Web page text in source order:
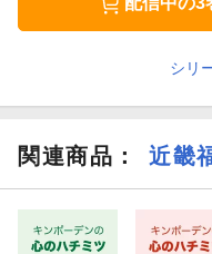
シリ
関連商品 ： 近畿